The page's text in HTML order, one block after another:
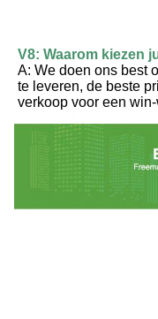
V8: Waarom kiezen
A: We doen ons best
te leveren, de beste
verkoop voor een